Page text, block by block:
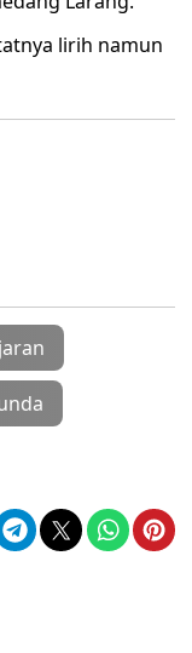
lirih namun